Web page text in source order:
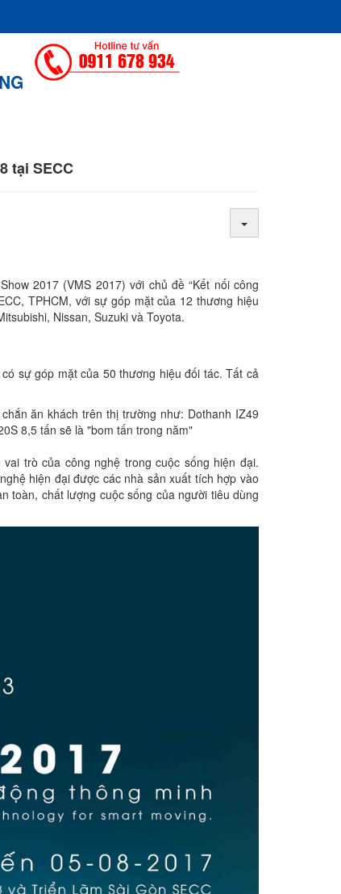
tại SECC
2017 (VMS 2017) với chủ đề “Kết nối công
TPHCM, với sự góp mặt của 12 thương hiệu
Nissan, Suzuki và Toyota.
sự góp mặt của 50 thương hiệu đối tác. Tất cả
ăn khách trên thị trường như: Dothanh IZ49
8,5 tấn sẽ là "bom tấn trong năm"
trò của công nghệ trong cuộc sống hiện đại.
hiện đại được các nhà sản xuất tích hợp vào
toàn, chất lượng cuộc sống của người tiêu dùng